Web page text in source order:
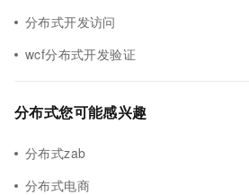
分布式开发访问
wcf分布式开发验证
分布式您可能感兴趣
分布式zab
分布式电商